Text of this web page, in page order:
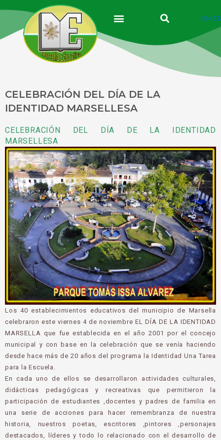
contenido
EN ES
CELEBRACIÓN DEL DÍA DE LA
IDENTIDAD MARSELLESA
CELEBRACIÓN DEL DÍA DE LA IDENTIDAD
MARSELLESA
Los 40 establecimientos educativos del municipio de Marsella
celebraron este viernes 4 de noviembre EL DÍA DE LA IDENTIDAD
MARSELLA que fue establecida en el año 2001 por el concejo
municipal y con base en la celebración que se venía haciendo
desde hace más de 20 años del programa la Identidad Una Tarea
para la Escuela.
En cada uno de ellos se desarrollaron actividades culturales,
didácticas pedagógicas y recreativas que permitieron la
participación de estudiantes ,docentes y padres de familia en
una serie de acciones para hacer remembranza de nuestra
historia, nuestros poetas, escritores ,pintores ,personajes
destacados, líderes y todo lo relacionado con el desarrollo de